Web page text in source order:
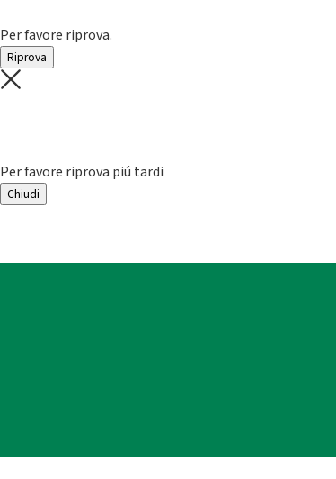
Per favore riprova.
Riprova
Per favore riprova piú tardi
Chiudi